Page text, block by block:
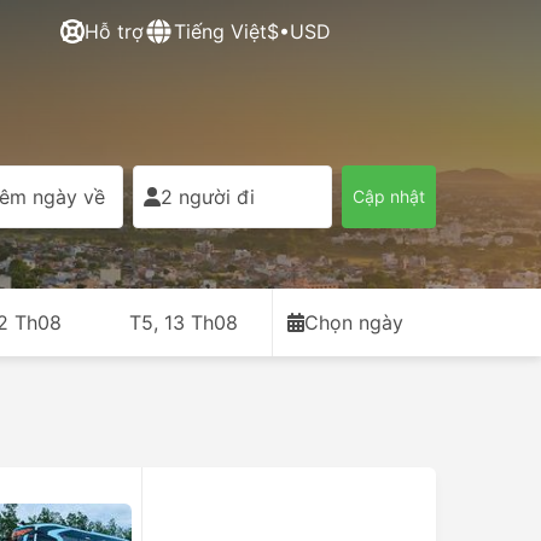
Hỗ trợ Tiếng Việt$•USD
ngày về 2 người đi Cập nhật
Th08 T5, 13 Th08 Chọn ngày